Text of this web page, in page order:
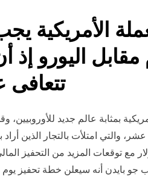
مقابل اليورو إذ
بمثابة عالم جديد
والتي امتلأت بالتجار الذين
مع توقعات المزيد من التحفيز
جو بايدن أنه سيعلن خطة تحفيز